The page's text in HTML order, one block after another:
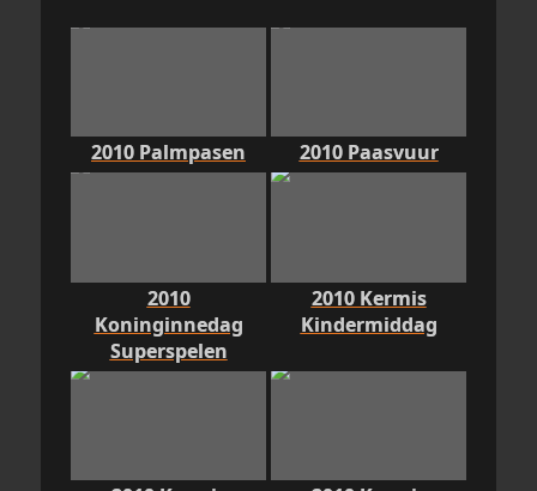
2010 Palmpasen 2010 Paasvuur
2010
Koninginnedag
Superspelen
2010 Kermis
Kindermiddag